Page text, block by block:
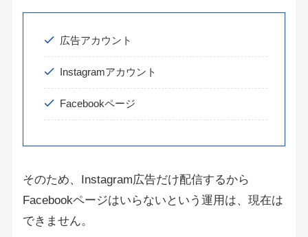
広告アカウント
Instagramアカウント
Facebookページ
そのため、Instagram広告だけ配信するから
Facebookページはいらないという運用は、現在は
できません。